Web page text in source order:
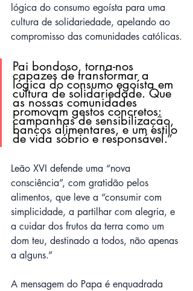
lógica do consumo egoísta para uma
cultura de solidariedade, apelando ao
compromisso das comunidades católicas.
Pai bondoso, torna-nos
capazes de transformar a
lógica do consumo egoísta em
cultura de solidariedade. Que
as nossas comunidades
promovam gestos concretos:
campanhas de sensibilização,
bancos alimentares, e um estilo
de vida sóbrio e responsável.”
Leão XVI defende uma “nova
consciência”, com gratidão pelos
alimentos, que leve a “consumir com
simplicidade, a partilhar com alegria, e
a cuidar dos frutos da terra como um
dom teu, destinado a todos, não apenas
a alguns.”
A mensagem do Papa é enquadrada